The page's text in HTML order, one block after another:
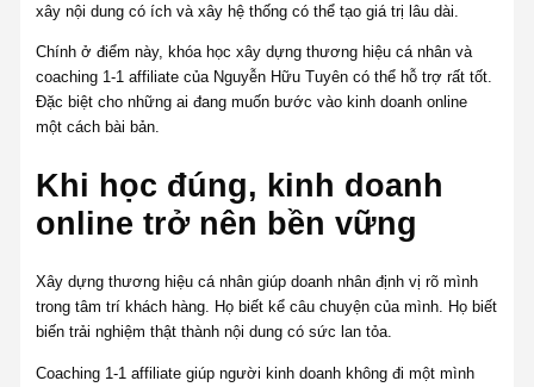
xây nội dung có ích và xây hệ thống có thể tạo giá trị lâu dài.
Chính ở điểm này, khóa học xây dựng thương hiệu cá nhân và
coaching 1-1 affiliate của Nguyễn Hữu Tuyên có thể hỗ trợ rất tốt.
Đặc biệt cho những ai đang muốn bước vào kinh doanh online
một cách bài bản.
Khi học đúng, kinh doanh
online trở nên bền vững
Xây dựng thương hiệu cá nhân giúp doanh nhân định vị rõ mình
trong tâm trí khách hàng. Họ biết kể câu chuyện của mình. Họ biết
biến trải nghiệm thật thành nội dung có sức lan tỏa.
Coaching 1-1 affiliate giúp người kinh doanh không đi một mình